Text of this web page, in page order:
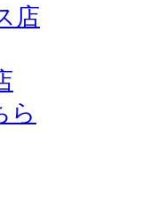
店
ら